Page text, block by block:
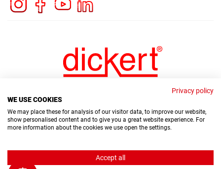
© Copyright Dickert Electronic GmbH 2026
Hinweisgebersystem
Datenschutz
Privacy policy
WE USE COOKIES
We may place these for analysis of our visitor data, to improve our website,
show personalised content and to give you a great website experience. For
more information about the cookies we use open the settings.
Accept all